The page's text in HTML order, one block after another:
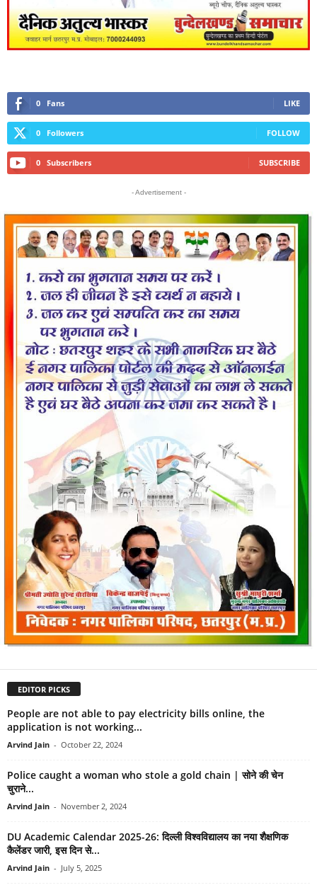
0 Fans LIKE
0 Followers FOLLOW
0 Subscribers SUBSCRIBE
- Advertisement -
EDITOR PICKS
People are not able to pay electricity bills online, the
application is not working...
Arvind Jain - October 22, 2024
Police caught a woman who stole a gold chain | सोने की चेन
चुराने...
Arvind Jain - November 2, 2024
DU Academic Calendar 2025-26: दिल्ली विश्वविद्यालय का नया शैक्षणिक
कैलेंडर जारी, इस दिन से...
Arvind Jain - July 5, 2025